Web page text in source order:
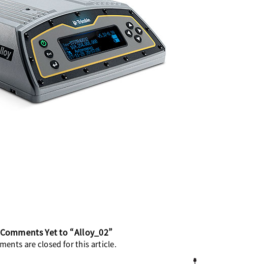
Yet to “Alloy_02”
are closed for this article.